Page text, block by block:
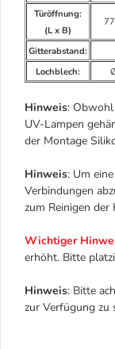
Türöffnung:
(L x B)
Gitterabstand:
Lochblech:
Hinweis: Obwohl
UV-Lampen
der Montage
Hinweis: Um
Verbindungen
zum Reinigen
Wichtiger
erhöht. Bitte
Hinweis: Bitte
zur Verfügung zu